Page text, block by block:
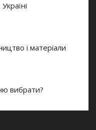
і матеріали
вибрати?